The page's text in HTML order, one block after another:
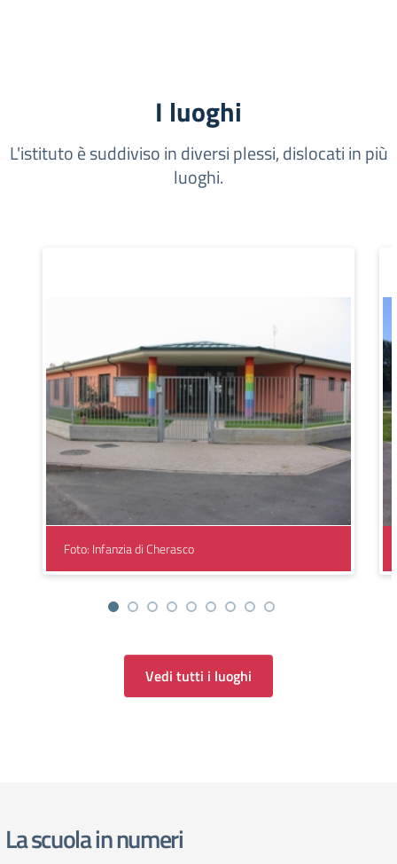
I luoghi
L'istituto è suddiviso in diversi plessi, dislocati in più
luoghi.
Foto: Infanzia di Cherasco
Vedi tutti i luoghi
La scuola in numeri